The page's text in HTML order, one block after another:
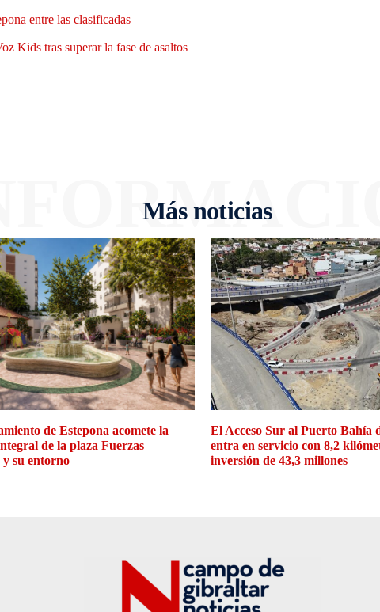
entre las clasificadas
Kids tras superar la fase de asaltos
Más noticias
de Estepona acomete la
de la plaza Fuerzas
su entorno
El Acceso Sur al Puerto Bahía
entra en servicio con 8,2
inversión de 43,3 millones